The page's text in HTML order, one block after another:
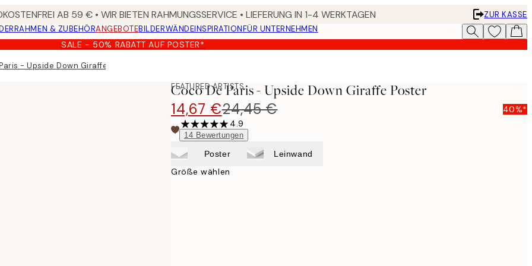
AB 59 € • WIR BIETEN RAHMUNGSSERVICE • LIEFERUNG IN 1-4 WERKTAGEN
ZUR KASSE
RAHMEN & ZUBEHÖRANGEBOTEBILDERWÄNDEINSPIRATIONFÜR UNTERNEHMEN
SALE - 50% RABATT AUF POSTER*
- Upside Down Giraffe Poster
FEATURED ARTISTS
Coco De Paris - Upside Down Giraffe Poster
14,67 €24,45 €
40%*
4.9
14 Bewertungen
Poster Leinwand
Größe wählen